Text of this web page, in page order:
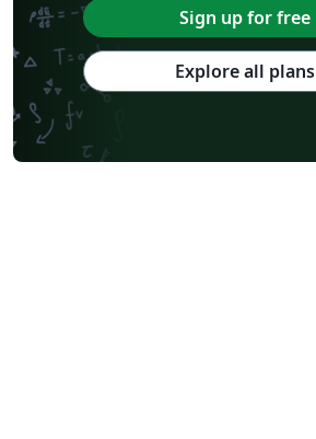
Sign up for free
Explore all plans